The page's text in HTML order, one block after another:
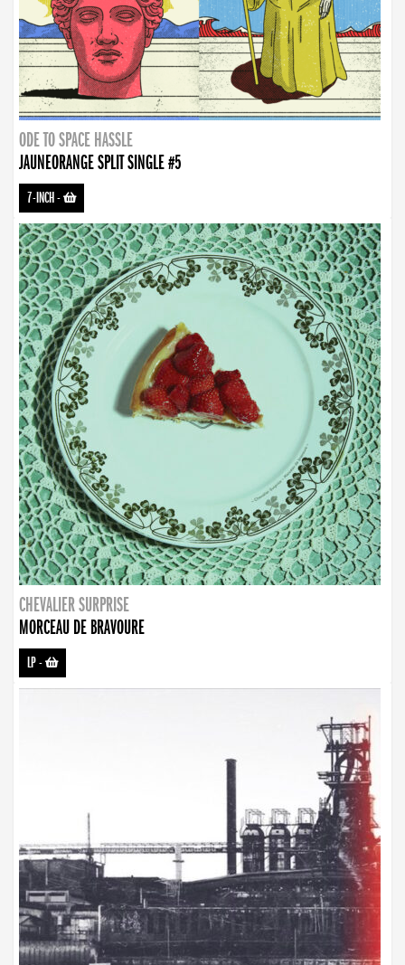
ODE TO SPACE HASSLE
JAUNEORANGE SPLIT SINGLE #5
7-INCH-
CHEVALIER SURPRISE
MORCEAU DE BRAVOURE
LP-